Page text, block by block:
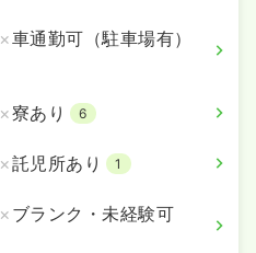
×車通勤可（駐車場有）
×寮あり 6
×託児所あり 1
× ブランク・未経験可